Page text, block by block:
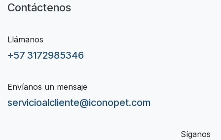
Contáctenos
Llámanos
+57 3172985346
Envíanos un mensaje
servicioalcliente@iconopet.com
Síganos